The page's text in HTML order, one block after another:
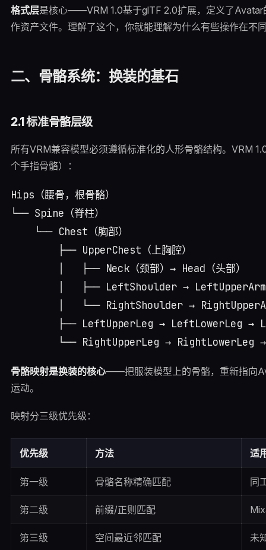
格式层是核心——VRM 1.0基于glTF 2.0扩展，定义了Avatar
作资产文件。理解了这个，你就能理解为什么有些操作在不
二、骨骼系统：换装的基石
2.1 标准骨骼层级
所有VRM兼容模型必须遵循标准化的人形骨骼结构。VRM
个手指骨骼）：
Hips（腰骨，根骨骼）
└── Spine（脊柱）
    └── Chest（胸部）
        ├── UpperChest（上胸腔）
        │   ├── Neck（颈部）→ Head（头部）
│   ├── LeftShoulder →
│   └── RightShoulder →
├── LeftUpperLeg → LeftLowerLeg →
骨骼映射是换装的核心——把服装模型上的骨骼，重新指向
运动。
映射分三级优先级：
优先级 方法 适
第一级 骨骼名称精确匹配 同
第二级 前缀/正则匹配
第三级 空间最近邻匹配 未